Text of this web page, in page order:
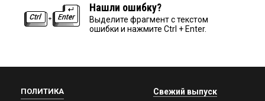
Нашли ошибку?
Выделите фрагмент с текстом
ошибки и нажмите Ctrl + Enter.
ПОЛИТИКА Свежий выпуск